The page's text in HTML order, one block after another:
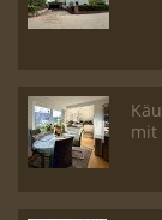
mit